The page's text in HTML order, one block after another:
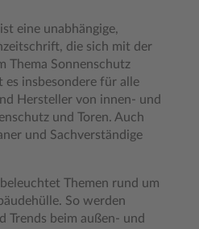
ist eine unabhängige,
die sich mit der
Thema Sonnenschutz
insbesondere für alle
Hersteller von innen- und
und Toren. Auch
und Sachverständige
beleuchtet Themen rund um
So werden
Trends beim außen- und